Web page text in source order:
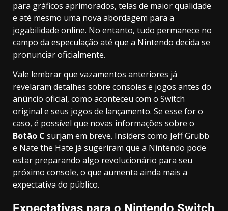
para gráficos aprimorados, telas de maior qualidade
e até mesmo uma nova abordagem para a
jogabilidade online. No entanto, tudo permanece no
campo da especulação até que a Nintendo decida se
pronunciar oficialmente.
Vale lembrar que vazamentos anteriores já
revelaram detalhes sobre consoles e jogos antes do
anúncio oficial, como aconteceu com o Switch
original e seus jogos de lançamento. Se esse for o
caso, é possível que novas informações sobre o
Botão C surjam em breve. Insiders como Jeff Grubb
e Nate the Hate já sugeriram que a Nintendo pode
estar preparando algo revolucionário para seu
próximo console, o que aumenta ainda mais a
expectativa do público.